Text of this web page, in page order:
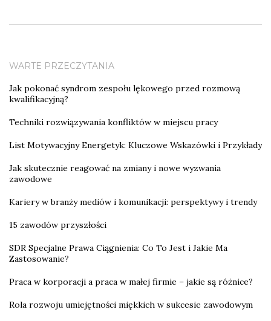
WARTE PRZECZYTANIA
Jak pokonać syndrom zespołu lękowego przed rozmową
kwalifikacyjną?
Techniki rozwiązywania konfliktów w miejscu pracy
List Motywacyjny Energetyk: Kluczowe Wskazówki i Przykłady
Jak skutecznie reagować na zmiany i nowe wyzwania
zawodowe
Kariery w branży mediów i komunikacji: perspektywy i trendy
15 zawodów przyszłości
SDR Specjalne Prawa Ciągnienia: Co To Jest i Jakie Ma
Zastosowanie?
Praca w korporacji a praca w małej firmie – jakie są różnice?
Rola rozwoju umiejętności miękkich w sukcesie zawodowym